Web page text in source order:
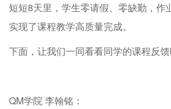
短短8天里，学生零请假、零缺勤，作
实现了课程教学高质量完成。
下面，让我们一同看看同学的课程反馈
QM学院李翰铭：